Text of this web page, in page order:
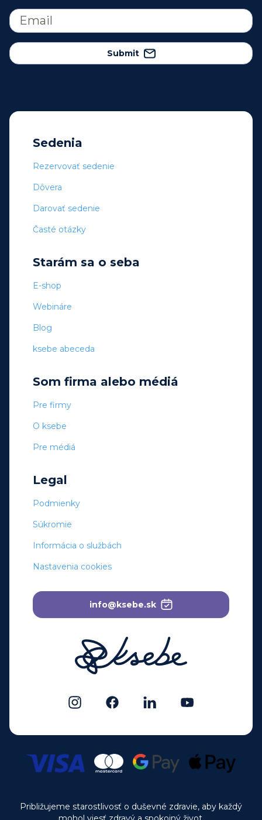
Submit
Sedenia
Rezervovať sedenie
Dôvera
Darovať sedenie
Časté otázky
Starám sa o seba
E-shop
Webináre
Blog
ksebe abeceda
Som firma alebo médiá
Pre firmy
O ksebe
Pre médiá
Legal
Podmienky
Súkromie
Informácia o službách
Nastavenia cookies
info@ksebe.sk
Približujeme starostlivosť o duševné zdravie, aby každý